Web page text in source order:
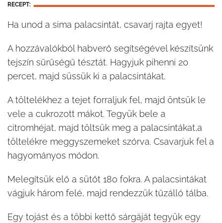
RECEPT:
Ha unod a sima palacsintát, csavarj rajta egyet!
A hozzávalókból habverő segítségével készítsünk
tejszín sűrűségű tésztát. Hagyjuk pihenni 20
percet, majd süssük ki a palacsintákat.
A töltelékhez a tejet forraljuk fel, majd öntsük le
vele a cukrozott mákot. Tegyük bele a
citromhéjat, majd töltsük meg a palacsintákat,a
töltelékre meggyszemeket szórva. Csavarjuk fel a
hagyományos módon.
Melegítsük elő a sütőt 180 fokra. A palacsintákat
vágjuk három felé, majd rendezzük tűzálló tálba.
Egy tojást és a többi kettő sárgáját tegyük egy